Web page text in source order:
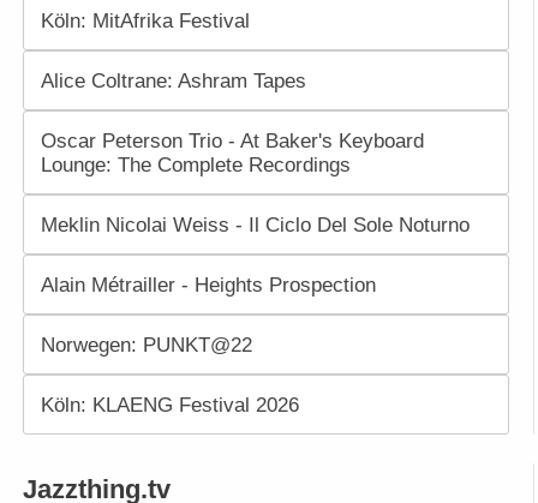
Köln: MitAfrika Festival
Alice Coltrane: Ashram Tapes
Oscar Peterson Trio - At Baker's Keyboard
Lounge: The Complete Recordings
Meklin Nicolai Weiss - Il Ciclo Del Sole Noturno
Alain Métrailler - Heights Prospection
Norwegen: PUNKT@22
Köln: KLAENG Festival 2026
Jazzthing.tv